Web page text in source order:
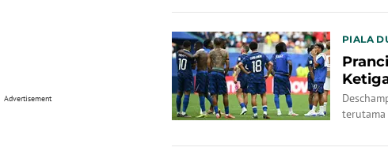
Advertisement
PIALA
Akui